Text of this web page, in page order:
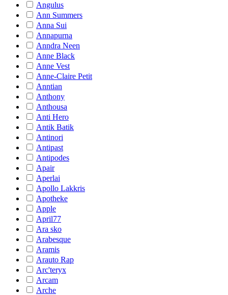
Angulus
Ann Summers
Anna Sui
Annapurna
Anndra Neen
Anne Black
Anne Vest
Anne-Claire Petit
Anntian
Anthony
Anthousa
Anti Hero
Antik Batik
Antinori
Antipast
Antipodes
Apair
Aperlai
Apollo Lakkris
Apotheke
Apple
April77
Ara sko
Arabesque
Aramis
Arauto Rap
Arc'teryx
Arcam
Arche